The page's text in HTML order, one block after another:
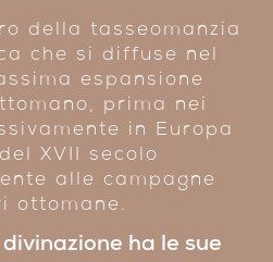
della tasseomanzia
che si diffuse nel
espansione
prima nei
in Europa
XVII secolo
alle campagne
ottomane.
ha le sue